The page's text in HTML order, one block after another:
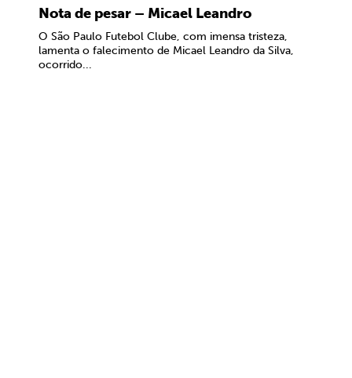
Nota de pesar – Micael Leandro
O São Paulo Futebol Clube, com imensa tristeza,
lamenta o falecimento de Micael Leandro da Silva,
ocorrido...